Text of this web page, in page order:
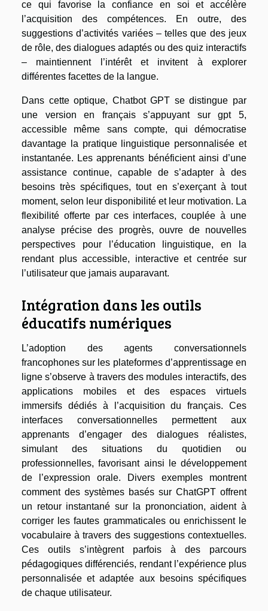
ce qui favorise la confiance en soi et accélère
l’acquisition des compétences. En outre, des
suggestions d’activités variées – telles que des jeux
de rôle, des dialogues adaptés ou des quiz interactifs
– maintiennent l’intérêt et invitent à explorer
différentes facettes de la langue.
Dans cette optique, Chatbot GPT se distingue par
une version en français s’appuyant sur gpt 5,
accessible même sans compte, qui démocratise
davantage la pratique linguistique personnalisée et
instantanée. Les apprenants bénéficient ainsi d’une
assistance continue, capable de s’adapter à des
besoins très spécifiques, tout en s’exerçant à tout
moment, selon leur disponibilité et leur motivation. La
flexibilité offerte par ces interfaces, couplée à une
analyse précise des progrès, ouvre de nouvelles
perspectives pour l’éducation linguistique, en la
rendant plus accessible, interactive et centrée sur
l’utilisateur que jamais auparavant.
Intégration dans les outils
éducatifs numériques
L’adoption des agents conversationnels
francophones sur les plateformes d’apprentissage en
ligne s’observe à travers des modules interactifs, des
applications mobiles et des espaces virtuels
immersifs dédiés à l’acquisition du français. Ces
interfaces conversationnelles permettent aux
apprenants d’engager des dialogues réalistes,
simulant des situations du quotidien ou
professionnelles, favorisant ainsi le développement
de l’expression orale. Divers exemples montrent
comment des systèmes basés sur ChatGPT offrent
un retour instantané sur la prononciation, aident à
corriger les fautes grammaticales ou enrichissent le
vocabulaire à travers des suggestions contextuelles.
Ces outils s’intègrent parfois à des parcours
pédagogiques différenciés, rendant l’expérience plus
personnalisée et adaptée aux besoins spécifiques
de chaque utilisateur.